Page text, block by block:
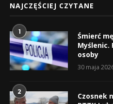
NAJCZĘŚCIEJ CZYTANE
1
Śmierć
Myślenic.
osoby
30 maja
2
Czosnek